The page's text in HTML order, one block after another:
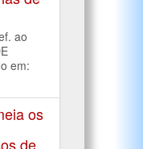
ao
em:
os
de